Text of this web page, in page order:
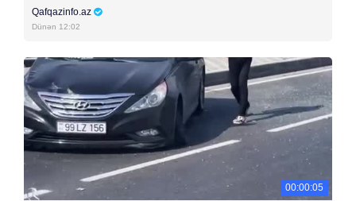
Qafqazinfo.az
Dünən 12:02
00:00:05